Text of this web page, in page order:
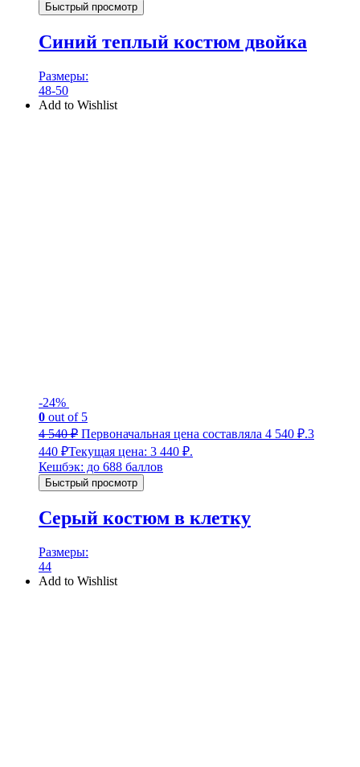
Быстрый просмотр
Синий теплый костюм двойка
Размеры:
48-50
Add to Wishlist
-24%
0 out of 5
4 540₽ Первоначальная цена составляла 4 540 ₽.3
440 ₽Текущая цена: 3 440 ₽.
Кешбэк: до 688 баллов
Быстрый просмотр
Серый костюм в клетку
Размеры:
44
Add to Wishlist